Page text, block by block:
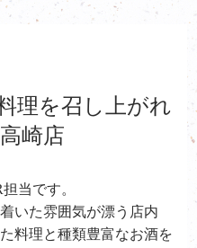
理を召し上がれ
崎店
当です。
いた雰囲気が漂う店内
料理と種類豊富なお酒を